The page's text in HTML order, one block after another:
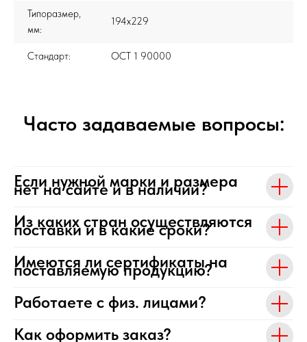
Типоразмер,
мм:
194x229
Стандарт: ОСТ 1 90000
Часто задаваемые вопросы:
Если нужной марки и размера
нет на сайте и в наличии?
Из каких стран осуществляются
поставки и в какие сроки?
Имеются ли сертификаты на
поставляемую продукцию?
Работаете с физ. лицами?
Как оформить заказ?